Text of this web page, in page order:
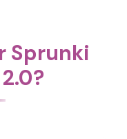
Sprunki